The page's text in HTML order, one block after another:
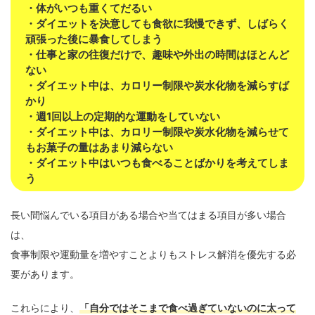
・体がいつも重くてだるい
・ダイエットを決意しても食欲に我慢できず、しばらく
頑張った後に暴食してしまう
・仕事と家の往復だけで、趣味や外出の時間はほとんど
ない
・ダイエット中は、カロリー制限や炭水化物を減らすば
かり
・週1回以上の定期的な運動をしていない
・ダイエット中は、カロリー制限や炭水化物を減らせて
もお菓子の量はあまり減らない
・ダイエット中はいつも食べることばかりを考えてしま
う
長い間悩んでいる項目がある場合や当てはまる項目が多い場合
は、
食事制限や運動量を増やすことよりもストレス解消を優先する必
要があります。
これらにより、 「自分ではそこまで食べ過ぎていないのに太って